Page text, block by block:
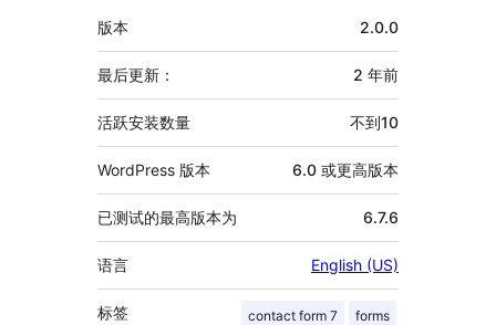
额
外
信
息
版本 2.0.0
最后更新： 2 年前
活跃安装数量 不到10
WordPress 版本 6.0 或更高版本
已测试的最高版本为 6.7.6
语言 English (US)
标签 contact form 7 forms